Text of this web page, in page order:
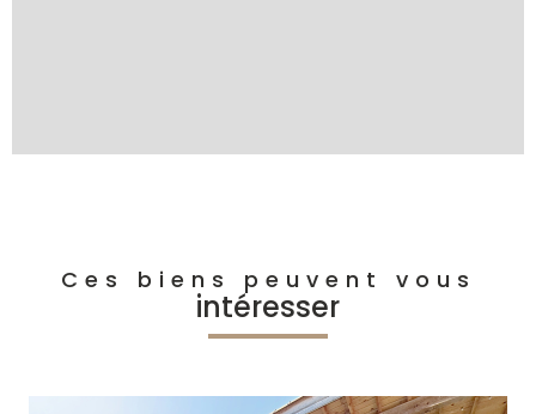
Ces biens peuvent vous
intéresser